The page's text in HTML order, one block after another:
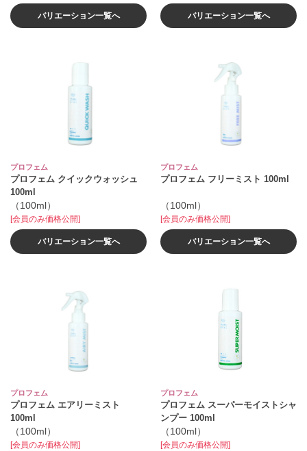
バリエーション一覧へ バリエーション一覧へ
プロフェム
プロフェム クイックウォッシュ
100ml
（100ml）
[会員のみ価格公開]
バリエーション一覧へ
プロフェム
プロフェム フリーミスト 100ml
（100ml）
[会員のみ価格公開]
バリエーション一覧へ
プロフェム
プロフェム エアリーミスト
100ml
（100ml）
[会員のみ価格公開]
プロフェム
プロフェム スーパーモイストシャ
ンプー 100ml
（100ml）
[会員のみ価格公開]